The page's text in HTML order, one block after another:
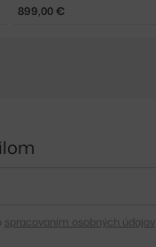
899,00 €
spracovaním osobných údajov